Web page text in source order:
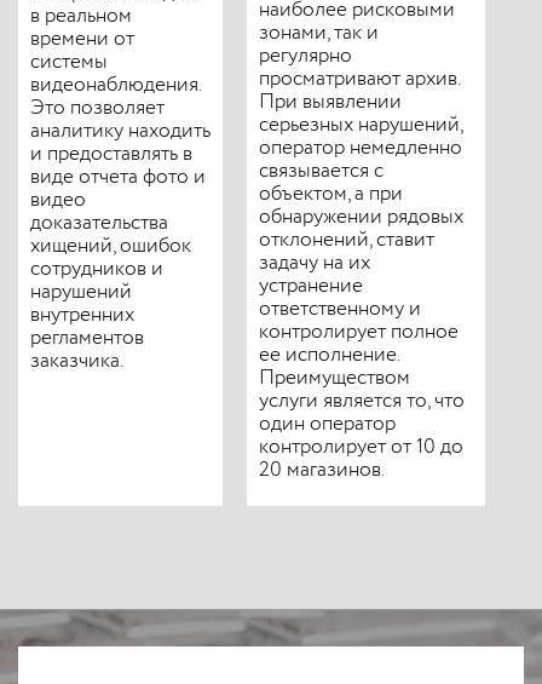
в реальном
времени от
системы
видеонаблюдения.
Это позволяет
аналитику находить
и предоставлять в
виде отчета фото и
видео
доказательства
хищений, ошибок
сотрудников и
нарушений
внутренних
регламентов
заказчика.
наиболее рисковыми
зонами, так и
регулярно
просматривают архив.
При выявлении
серьезных нарушений,
оператор немедленно
связывается с
объектом, а при
обнаружении рядовых
отклонений, ставит
задачу на их
устранение
ответственному и
контролирует полное
ее исполнение.
Преимуществом
услуги является то, что
один оператор
контролирует от 10 до
20 магазинов.